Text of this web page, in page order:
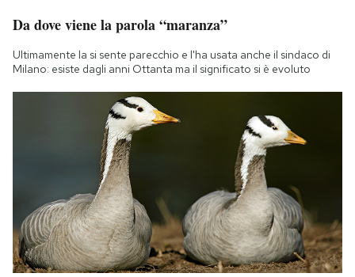
Area Personale
Notifiche mobile
Hai bisogno di aiuto?
Da dove viene la parola “maranza”
Ultimamente la si sente parecchio e l'ha usata anche il sindaco di
Milano: esiste dagli anni Ottanta ma il significato si è evoluto